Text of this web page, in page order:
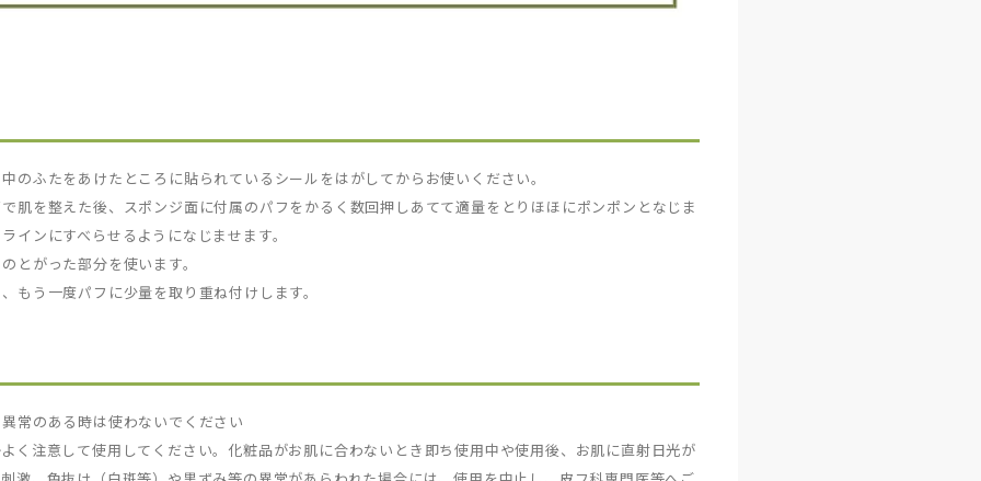
のふたをあけたところに貼られているシールをはがしてからお使いください。
肌を整えた後、スポンジ面に付属のパフをかるく数回押しあてて適量をとりほほにポンポンとなじま
インにすべらせるようになじませます。
とがった部分を使います。
もう一度パフに少量を取り重ね付けします。
常のある時は使わないでください
く注意して使用してください。化粧品がお肌に合わないとき即ち使用中や使用後、お肌に直射日光が